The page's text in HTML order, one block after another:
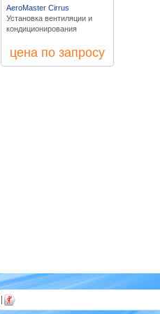
AeroMaster Cirrus
Установка вентиляции и
кондиционирования
цена по запросу